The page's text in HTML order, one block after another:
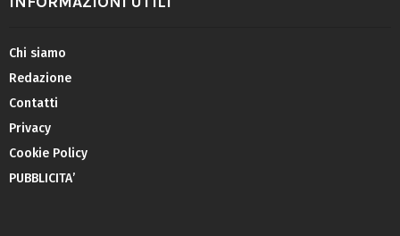
Chi siamo
Redazione
Contatti
Privacy
Cookie Policy
PUBBLICITA’